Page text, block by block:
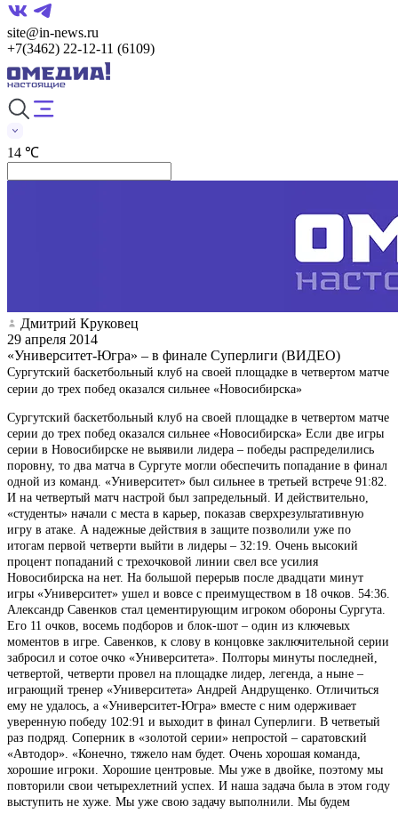
site@in-news.ru
+7(3462) 22-12-11 (6109)
14 ℃
Дмитрий Круковец
29 апреля 2014
«Университет-Югра» – в финале Суперлиги (ВИДЕО)
Сургутский баскетбольный клуб на своей площадке в четвертом матче
серии до трех побед оказался сильнее «Новосибирска»
Сургутский баскетбольный клуб на своей площадке в четвертом матче
серии до трех побед оказался сильнее «Новосибирска» Если две игры
серии в Новосибирске не выявили лидера – победы распределились
поровну, то два матча в Сургуте могли обеспечить попадание в финал
одной из команд. «Университет» был сильнее в третьей встрече 91:82.
И на четвертый матч настрой был запредельный. И действительно,
«студенты» начали с места в карьер, показав сверхрезультативную
игру в атаке. А надежные действия в защите позволили уже по
итогам первой четверти выйти в лидеры – 32:19. Очень высокий
процент попаданий с трехочковой линии свел все усилия
Новосибирска на нет. На большой перерыв после двадцати минут
игры «Университет» ушел и вовсе с преимуществом в 18 очков. 54:36.
Александр Савенков стал цементирующим игроком обороны Сургута.
Его 11 очков, восемь подборов и блок-шот – один из ключевых
моментов в игре. Савенков, к слову в концовке заключительной серии
забросил и сотое очко «Университета». Полторы минуты последней,
четвертой, четверти провел на площадке лидер, легенда, а ныне –
играющий тренер «Университета» Андрей Андрущенко. Отличиться
ему не удалось, а «Университет-Югра» вместе с ним одерживает
уверенную победу 102:91 и выходит в финал Суперлиги. В четветый
раз подряд. Соперник в «золотой серии» непростой – саратовский
«Автодор». «Конечно, тяжело нам будет. Очень хорошая команда,
хорошие игроки. Хорошие центровые. Мы уже в двойке, поэтому мы
повторили свои четырехлетний успех. И наша задача была в этом году
выступить не хуже. Мы уже свою задачу выполнили. Мы будем